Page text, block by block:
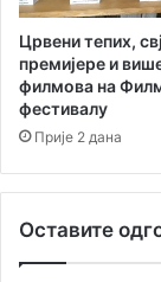
н
п
р
а
з
н
к
и
д
Црвени тепих,
премијере и
филмова на
фестивалу
Прије 2 дана
Оставите